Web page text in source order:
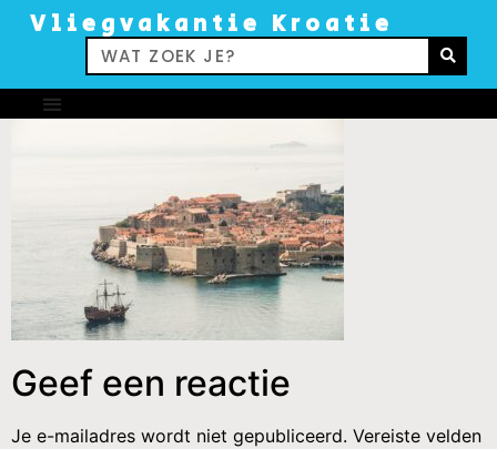
Vliegvakantie Kroatie
Geef een reactie
Je e-mailadres wordt niet gepubliceerd. Vereiste velden